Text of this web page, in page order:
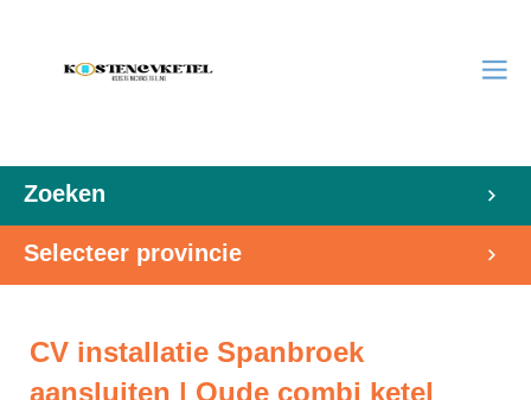
Zoeken
Selecteer provincie
CV installatie Spanbroek
aansluiten | Oude combi ketel